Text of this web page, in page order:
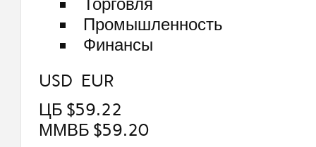
Промышленность
Финансы
USD EUR
ЦБ $59.22
ММВБ $59.20